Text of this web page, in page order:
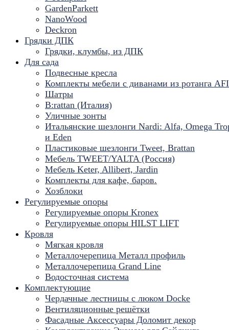
GardenParkett
NanoWood
Deckron
Грядки ДПК
Грядки, клумбы, из ДПК
Для сада
Подвесные кресла
Комплекты мебели с диванами из ротанга
Шатры
B:rattan (Италия)
Уличные зонты
Итальянские шезлонги Nardi: Alfa, Omega
и Eden
Пластиковые шезлонги Tweet, Brattan
Мебель TWEET/YALTA (Россия)
Мебель Keter, Allibert, Jardin
Комплекты для кафе, баров.
Хозблоки
Регулируемые опоры
Регулируемые опоры Kronex
Регулируемые опоры HILST LIFT
Кровля
Мягкая кровля
Металлочерепица Металл профиль
Металлочерепица Grand Line
Водосточная система
Комплектующие
Чердачные лестницы с люком Docke
Вентиляционные решётки
Фасадные Аксессуары Доломит декор